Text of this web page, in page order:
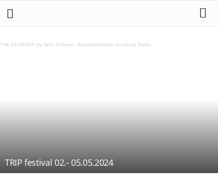
THE CLUBMAP by Jens Schwan · Kassettenkinder im House Keller
TRIP festival 02.- 05.05.2024